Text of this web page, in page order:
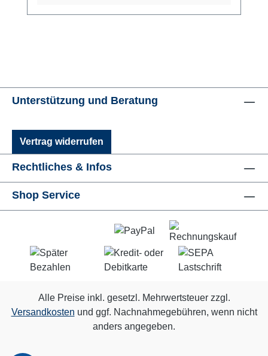
Unterstützung und Beratung
Vertrag widerrufen
Rechtliches & Infos
Shop Service
Alle Preise inkl. gesetzl. Mehrwertsteuer zzgl.
Versandkosten und ggf. Nachnahmegebühren, wenn nicht
anders angegeben.